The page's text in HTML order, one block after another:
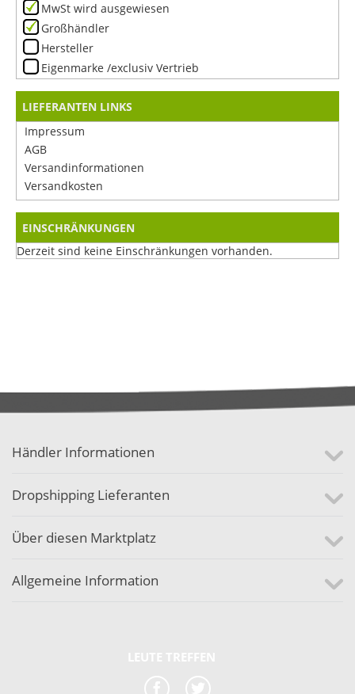
MwSt wird ausgewiesen
Großhändler
Hersteller
Eigenmarke /exclusiv Vertrieb
LIEFERANTEN LINKS
Impressum
AGB
Versandinformationen
Versandkosten
EINSCHRÄNKUNGEN
Derzeit sind keine Einschränkungen vorhanden.
Händler Informationen
Dropshipping Lieferanten
Über diesen Marktplatz
Allgemeine Information